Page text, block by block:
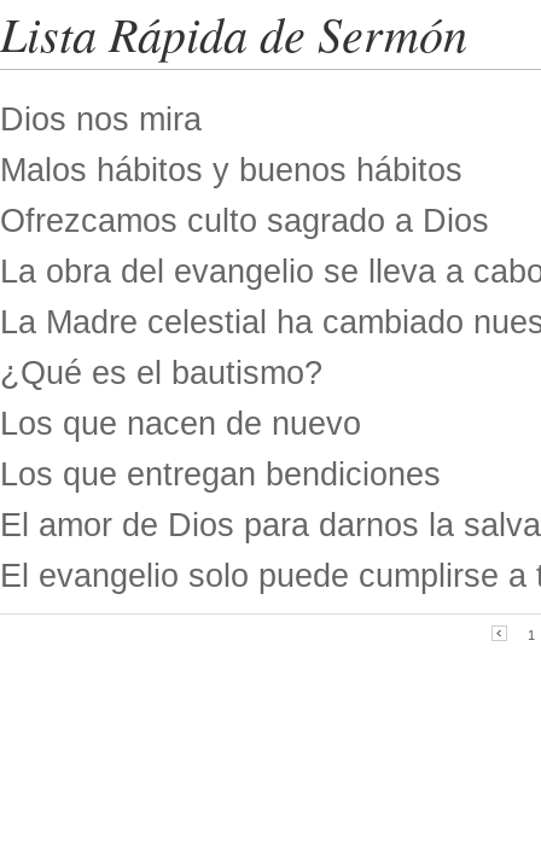
Lista Rápida de Sermón
Dios nos mira
Malos hábitos y buenos hábitos
Ofrezcamos culto sagrado a Dios
La obra del evangelio se lleva a
La Madre celestial ha cambiado
¿Qué es el bautismo?
Los que nacen de nuevo
Los que entregan bendiciones
El amor de Dios para darnos la
El evangelio solo puede cumplirse
1